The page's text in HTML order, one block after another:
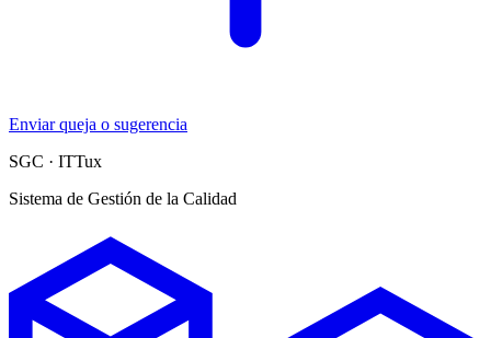
Enviar queja o sugerencia
SGC · ITTux
Sistema de Gestión de la Calidad